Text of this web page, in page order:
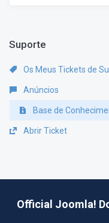
Suporte
Os Meus Tickets de
Anúncios
Base de
Abrir Ticket
Official Joomla!